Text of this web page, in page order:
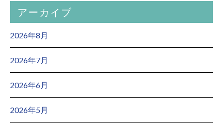
アーカイブ
2026年8月
2026年7月
2026年6月
2026年5月